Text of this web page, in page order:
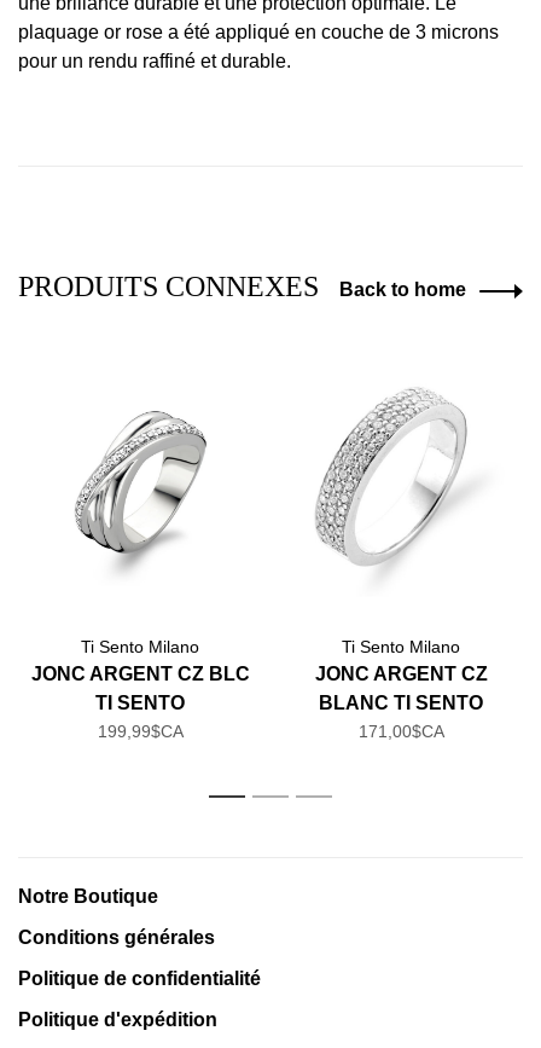
plaquage or rose a été appliqué en couche de 3 microns
pour un rendu raffiné et durable.
PRODUITS CONNEXES Back to home
Ti Sento Milano
JONC ARGENT CZ BLC
TI SENTO
199,99$CA
Ti Sento Milano
JONC ARGENT CZ
BLANC TI SENTO
171,00$CA
1 2 3
Notre Boutique
Conditions générales
Politique de confidentialité
Politique d'expédition